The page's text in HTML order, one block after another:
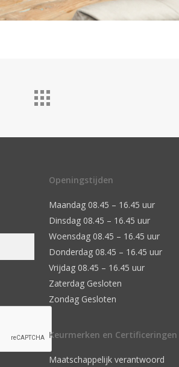
Openingstijden
Maandag 08.45 – 16.45 uur
Dinsdag 08.45 – 16.45 uur
Woensdag 08.45 – 16.45 uur
Donderdag 08.45 – 16.45 uur
Vrijdag 08.45 – 16.45 uur
Zaterdag Gesloten
Zondag Gesloten
Keurmerken en Certificeringen
Maatschappelijk verantwoord